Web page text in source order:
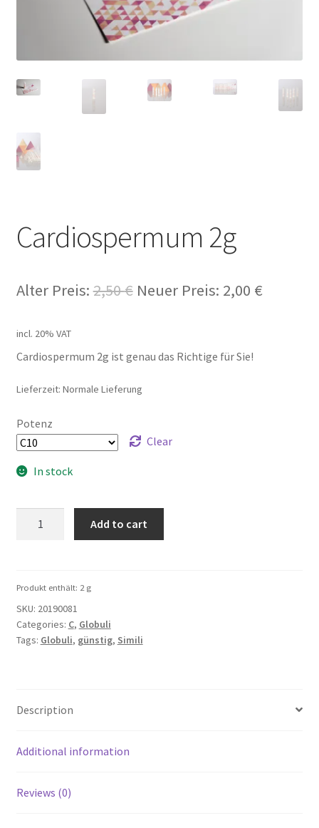
Cardiospermum 2g
Alter Preis: 2,50€ Neuer Preis: 2,00 €
incl. 20% VAT
Cardiospermum 2g ist genau das Richtige für Sie!
Lieferzeit: Normale Lieferung
Potenz
Clear
In stock
Add to cart
Produkt enthält: 2 g
SKU: 20190081
Categories: C, Globuli
Tags: Globuli, günstig, Simili
Description
Additional information
Reviews (0)